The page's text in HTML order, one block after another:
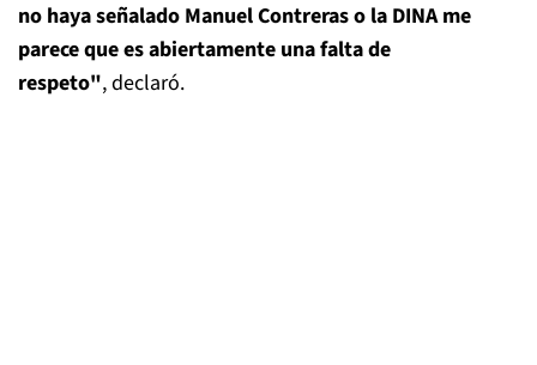
no haya señalado Manuel Contreras o la DINA me
parece que es abiertamente una falta de
respeto", declaró.